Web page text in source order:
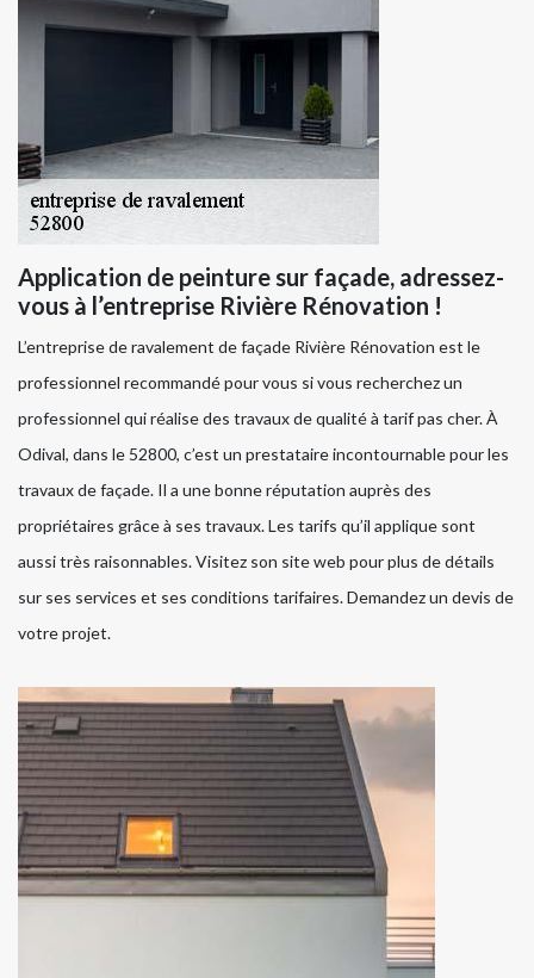
Application de peinture sur façade, adressez-
vous à l’entreprise Rivière Rénovation !
L’entreprise de ravalement de façade Rivière Rénovation est le
professionnel recommandé pour vous si vous recherchez un
professionnel qui réalise des travaux de qualité à tarif pas cher. À
Odival, dans le 52800, c’est un prestataire incontournable pour les
travaux de façade. Il a une bonne réputation auprès des
propriétaires grâce à ses travaux. Les tarifs qu’il applique sont
aussi très raisonnables. Visitez son site web pour plus de détails
sur ses services et ses conditions tarifaires. Demandez un devis de
votre projet.